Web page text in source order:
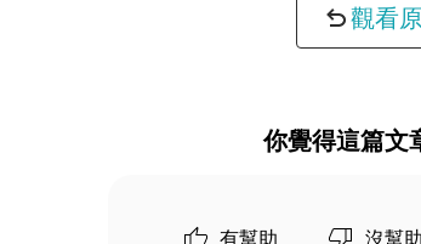
觀看
你覺得這篇文
有幫助 沒幫助